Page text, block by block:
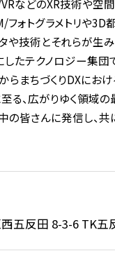
などのXR技術や空
フォトグラメトリや3D
や技術とそれらが生
たテクノロジー集団
らまちづくりDXにお
る、広がりゆく領域
の皆さんに発信し、
五反田 8-3-6 TK五